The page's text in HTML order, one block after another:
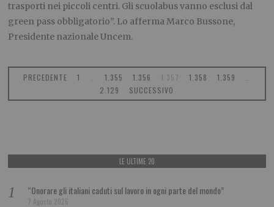
trasporti nei piccoli centri. Gli scuolabus vanno esclusi dal
green pass obbligatorio”. Lo afferma Marco Bussone,
Presidente nazionale Uncem.
PRECEDENTE 1 1.355 1.356 1.357 1.358 1.359
2.129
SUCCESSIVO
LE ULTIME 20
“Onorare gli italiani caduti sul lavoro in ogni parte del mondo”
7 Agosto 2026